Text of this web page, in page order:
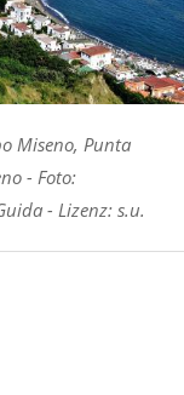
Miseno, Punta
- Foto:
- Lizenz: s.u.